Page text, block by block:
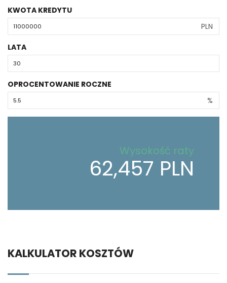
KWOTA KREDYTU
PLN
LATA
OPROCENTOWANIE ROCZNE
%
Wysokość raty
62,457 PLN
KALKULATOR KOSZTÓW